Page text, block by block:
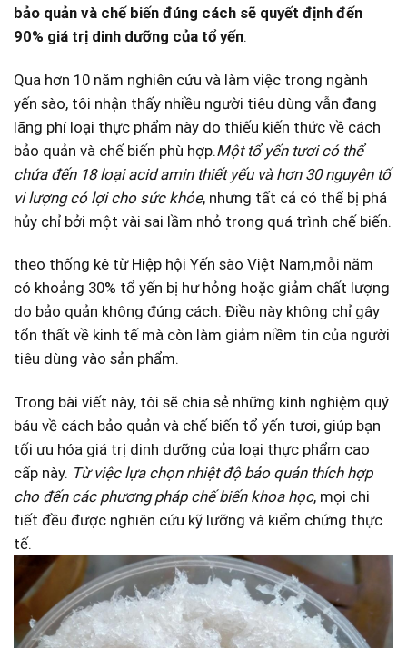
bảo ⁢quản và chế biến đúng cách sẽ⁣ quyết định đến
90% giá trị dinh dưỡng của tổ yến.
Qua hơn 10 năm nghiên⁣ cứu và làm việc trong ngành
yến ‍sào, tôi nhận thấy⁢ nhiều người tiêu dùng vẫn đang
lãng phí loại thực phẩm này do thiếu kiến‍ thức về cách
bảo quản và chế biến phù hợp.Một tổ yến tươi​ có thể
chứa​ đến 18 loại acid amin thiết yếu và hơn 30 ⁣nguyên tố
vi lượng có lợi cho sức khỏe, nhưng tất cả có thể bị phá
hủy chỉ bởi một vài sai lầm nhỏ trong quá trình chế biến.
theo thống kê​ từ Hiệp hội Yến sào Việt Nam,mỗi năm
có khoảng‌ 30% tổ yến bị hư⁣ hỏng hoặc giảm chất lượng
do bảo quản không đúng cách. Điều này không chỉ gây
tổn thất⁣ về kinh tế mà ​còn làm giảm niềm tin của người
tiêu dùng vào sản phẩm.
Trong bài viết ⁤này, tôi⁤ sẽ chia sẻ những kinh nghiệm quý
báu về cách bảo quản và chế biến tổ ​yến tươi, giúp bạn
tối ưu hóa ⁣giá trị dinh dưỡng của loại thực phẩm cao
cấp này. Từ việc lựa chọn nhiệt độ‌ bảo quản ‌thích hợp
cho đến các ⁤phương pháp chế biến khoa học, mọi ‌chi⁢
tiết đều được nghiên cứu kỹ lưỡng và kiểm chứng thực
tế.